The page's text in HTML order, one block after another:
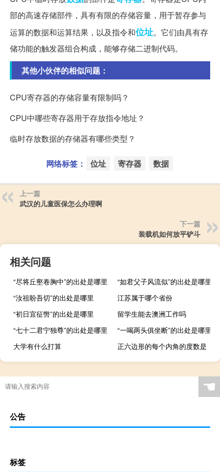
部的高速存储部件，具有有限的存储容量，用于暂存参与
运算的数据和运算结果，以及指令和位址。它们由具有存
储功能的触发器组合构成，能够存储二进制代码。
其他小伙伴的相似问题：
CPU寄存器的存储容量有限制吗？
CPU中哪些寄存器用于存放指令地址？
临时存放数据的存储器有哪些类型？
网络标签： 位址 寄存器 数据
上一篇
武汉的儿童医保怎么办理啊
下一篇
装载机如何放平铲斗
相关问题
“尽将丘壑卷胸中”的出处是哪里
“如君父子风流似”的出处是哪里
“汝祖盼吾切”的出处是哪里
江苏属于哪个省份
“初日宜征辔”的出处是哪里
留学生能去澳洲工作吗
“七十二君宁独尊”的出处是哪里
“一喝两头俱坐断”的出处是哪里
大学有什么打算
正六边形的每个内角的度数是
☚
公告
标签